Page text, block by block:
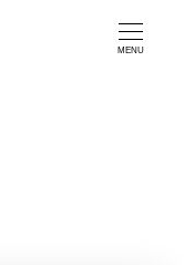
MENU